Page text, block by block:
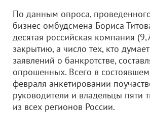
По данным опроса,
бизнес-омбудсмена Бориса
десятая российская компания
закрытию, а число тех, кто
заявлений о банкротстве,
опрошенных. Всего в
февраля анкетировании
руководители и владельцы пяти
из всех регионов России.